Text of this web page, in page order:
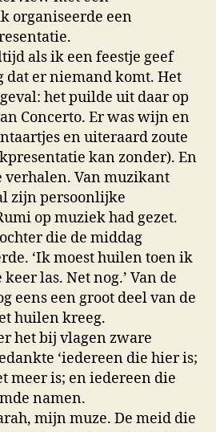
organiseerde een
als ik een feestje geef
dat er niemand komt. Het
het puilde uit daar op
Concerto. Er was wijn en
en uiteraard zoute
kan zonder). En
verhalen. Van muzikant
zijn persoonlijke
op muziek had gezet.
die de middag
‘Ik moest huilen toen ik
las. Net nog.’ Van de
eens een groot deel van de
huilen kreeg.
het bij vlagen zware
‘iedereen die hier is;
meer is; en iedereen die
namen.
mijn muze. De meid die